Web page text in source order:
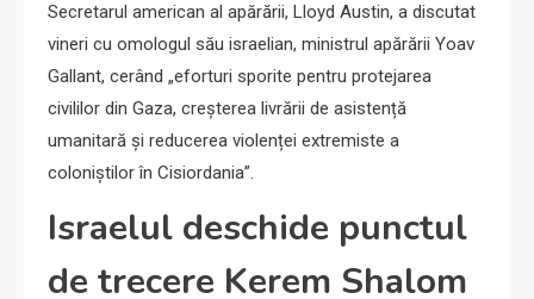
Secretarul american al apărării, Lloyd Austin, a discutat
vineri cu omologul său israelian, ministrul apărării Yoav
Gallant, cerând „eforturi sporite pentru protejarea
civililor din Gaza, creșterea livrării de asistență
umanitară și reducerea violenței extremiste a
coloniștilor în Cisiordania”.
Israelul deschide punctul
de trecere Kerem Shalom